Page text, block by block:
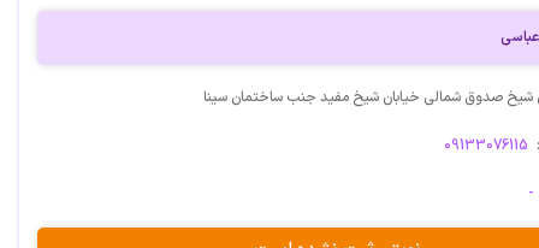
عباسی
شیخ صدوق شمالی خیابان شیخ مفید جنب ساختمان سینا
09133076115
-